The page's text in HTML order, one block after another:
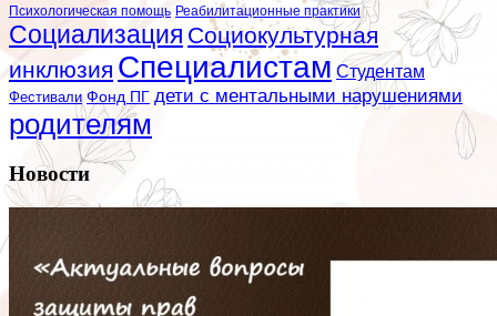
Психологическая помощь Реабилитационные практики
Социализация Социокультурная
инклюзия Специалистам Студентам
Фестивали Фонд ПГ дети с ментальными нарушениями
родителям
Новости